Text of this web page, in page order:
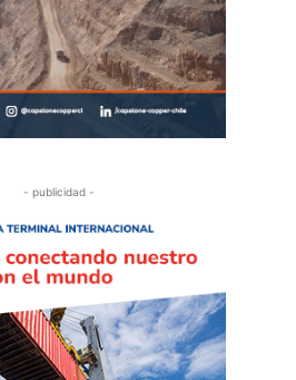
- publicidad -